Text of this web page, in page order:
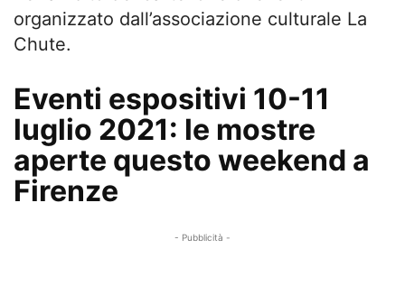
organizzato dall’associazione culturale La
Chute.
Eventi espositivi 10-11
luglio 2021: le mostre
aperte questo weekend a
Firenze
- Pubblicità -